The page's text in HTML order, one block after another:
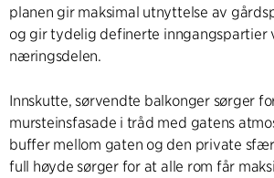
planen gir maksimal utnyttelse av
og gir tydelig definerte inngangspartier
næringsdelen.
Innskutte, sørvendte balkonger sørger
mursteinsfasade i tråd med gatens
buffer mellom gaten og den private
full høyde sørger for at alle rom får